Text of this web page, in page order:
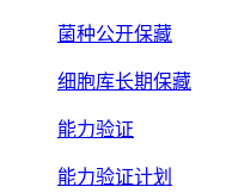
菌种公开保藏
细胞库长期保藏
能力验证
能力验证计划